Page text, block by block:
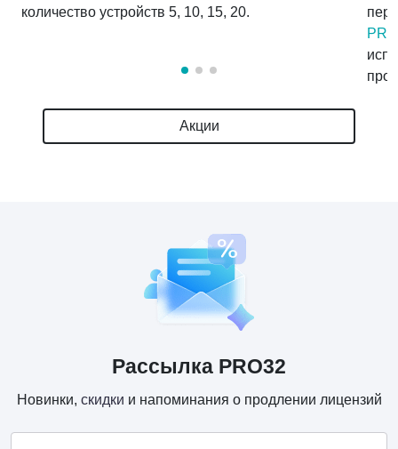
количество устройств 5, 10, 15, 20.
Акции
Рассылка PRO32
Новинки, скидки и напоминания о продлении лицензий